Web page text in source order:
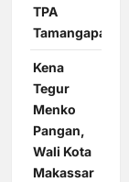
TPA
Tamangapa
Kena
Tegur
Menko
Pangan,
Wali Kota
Makassar